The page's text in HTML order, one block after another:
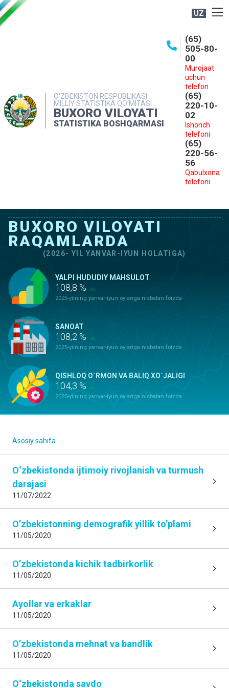
UZ
O‘ZBEKISTON RESPUBLIKASI
MILLIY STATISTIKA QO‘MITASI
BUXORO VILOYATI
STATISTIKA BOSHQARMASI
(65)
505-80-
00
Murojaat
uchun
telefon
(65)
220-10-
02
Ishonch
telefoni
(65)
220-56-
56
Qabulxona
telefoni
MATBUOT XIZMATI
MUROJAATLAR
BUXORO VILOYATI
RAQAMLARDA
(2026- YIL YANVAR-IYUN HOLATIGA)
YALPI HUDUDIY MAHSULOT
108,8 %
2025-yilning yanvar-iyun oylariga nisbatan foizda
SANOAT
108,2 %
2025-yilning yanvar-iyun oylariga nisbatan foizda
QISHLOQ O`RMON VA BALIQ XO`JALIGI
104,3 %
2025-yilning yanvar-iyun oylariga nisbatan foizda
QURILISH ISHLARI
YUK AYLANMASI
112,6 %
2025-yilning yanvar-iyun oylariga nisbatan foizda
XIZMATLAR
116,2 %
Asosiy sahifa
O‘zbekistondа ijtimoiy rivojlаnish vа turmush
dаrаjаsi
11/07/2022
O’zbekistonning demografik yillik to’plami
11/05/2020
O’zbekistonda kichik tadbirkorlik
11/05/2020
Ayollar va erkaklar
11/05/2020
O’zbekistonda mehnat va bandlik
11/05/2020
O‘zbekistondа sаvdo